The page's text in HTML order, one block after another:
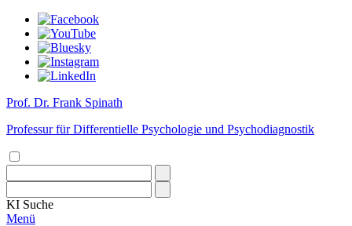
Prof. Dr. Frank Spinath
Professur für Differentielle Psychologie und Psychodiagnostik
KI Suche
Menü